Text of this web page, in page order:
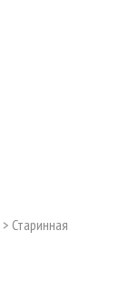
> Старинная